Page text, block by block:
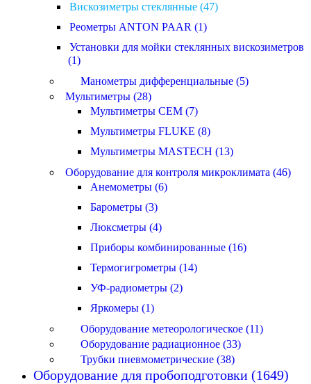
Вискозиметры стеклянные (47)
Реометры ANTON PAAR (1)
Установки для мойки стеклянных вискозиметров
(1)
Манометры дифференциальные (5)
Мультиметры (28)
Мультиметры CEM (7)
Мультиметры FLUKE (8)
Мультиметры MASTECH (13)
Оборудование для контроля микроклимата (46)
Анемометры (6)
Барометры (3)
Люксметры (4)
Приборы комбинированные (16)
Термогигрометры (14)
УФ-радиометры (2)
Яркомеры (1)
Оборудование метеорологическое (11)
Оборудование радиационное (33)
Трубки пневмометрические (38)
Оборудование для пробоподготовки (1649)